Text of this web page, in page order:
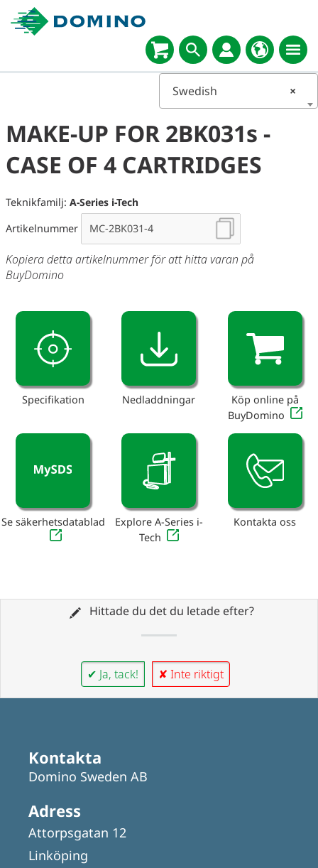
×
Swedish
MAKE-UP FOR 2BK031s -
CASE OF 4 CARTRIDGES
Teknikfamilj: A-Series i-Tech
Artikelnummer
Kopiera detta artikelnummer för att hitta varan på
BuyDomino
Specifikation Nedladdningar
Köp online på
BuyDomino
Se säkerhetsdatablad
Explore A-Series i-
Tech
Kontakta oss
Hittade du det du letade efter?
✔ Ja, tack! ✘ Inte riktigt
Kontakta
Domino Sweden AB
Adress
Attorpsgatan 12
Linköping